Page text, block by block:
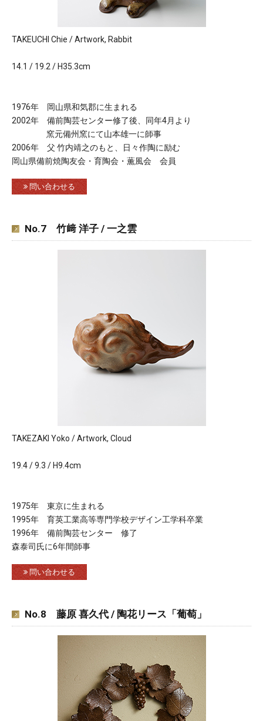
TAKEUCHI Chie / Artwork, Rabbit
14.1 / 19.2 / H35.3cm
1976年 岡山県和気郡に生まれる
2002年 備前陶芸センター修了後、同年4月より
窯元備州窯にて山本雄一に師事
2006年 父 竹内靖之のもと、日々作陶に励む
岡山県備前焼陶友会・育陶会・薫風会 会員
問い合わせる
No.7 竹﨑 洋子 / 一之雲
TAKEZAKI Yoko / Artwork, Cloud
19.4 / 9.3 / H9.4cm
1975年 東京に生まれる
1995年 育英工業高等専門学校デザイン工学科卒業
1996年 備前陶芸センター 修了
森泰司氏に6年間師事
問い合わせる
No.8 藤原 喜久代 / 陶花リース「葡萄」